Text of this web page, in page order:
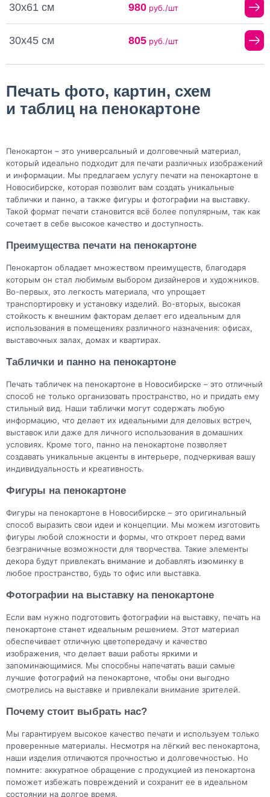
30х61 см 980руб./шт
30х45 см 805руб./шт
Печать фото, картин, схем
и таблиц на пенокартоне
Пенокартон – это универсальный и долговечный материал,
который идеально подходит для печати различных изображений
и информации. Мы предлагаем услугу печати на пенокартоне в
Новосибирске, которая позволит вам создать уникальные
таблички и панно, а также фигуры и фотографии на выставку.
Такой формат печати становится всё более популярным, так как
сочетает в себе высокое качество и доступность.
Преимущества печати на пенокартоне
Пенокартон обладает множеством преимуществ, благодаря
которым он стал любимым выбором дизайнеров и художников.
Во-первых, это легкость материала, что упрощает
транспортировку и установку изделий. Во-вторых, высокая
стойкость к внешним факторам делает его идеальным для
использования в помещениях различного назначения: офисах,
выставочных залах, домах и квартирах.
Таблички и панно на пенокартоне
Печать табличек на пенокартоне в Новосибирске – это отличный
способ не только организовать пространство, но и придать ему
стильный вид. Наши таблички могут содержать любую
информацию, что делает их идеальными для деловых встреч,
выставок или даже для личного использования в домашних
условиях. Кроме того, панно на пенокартоне позволяет
создавать уникальные акценты в интерьере, подчеркивая вашу
индивидуальность и креативность.
Фигуры на пенокартоне
Фигуры на пенокартоне в Новосибирске – это оригинальный
способ выразить свои идеи и концепции. Мы можем изготовить
фигуры любой сложности и формы, что откроет перед вами
безграничные возможности для творчества. Такие элементы
декора будут привлекать внимание и добавлять изюминку в
любое пространство, будь то офис или выставка.
Фотографии на выставку на пенокартоне
Если вам нужно подготовить фотографии на выставку, печать на
пенокартоне станет идеальным решением. Этот материал
обеспечивает отличную цветопередачу и качество
изображения, что делает ваши работы яркими и
запоминающимися. Мы способны напечатать ваши самые
лучшие фотографий на пенокартоне, чтобы они выгодно
смотрелись на выставке и привлекали внимание зрителей.
Почему стоит выбрать нас?
Мы гарантируем высокое качество печати и используем только
проверенные материалы. Несмотря на лёгкий вес пенокартона,
наши изделия отличаются прочностью и долговечностью. Но
помните: аккуратное обращение с продукцией из пенокартона
поможет избежать повреждений и сохранит ее в идеальном
состоянии на долгое время.